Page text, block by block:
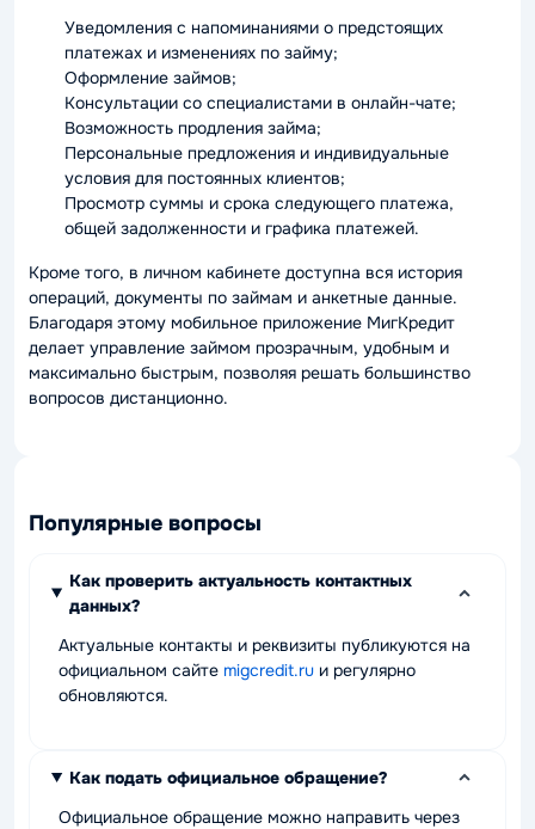
Уведомления с напоминаниями о предстоящих
платежах и изменениях по займу;
Оформление займов;
Консультации со специалистами в онлайн-чате;
Возможность продления займа;
Персональные предложения и индивидуальные
условия для постоянных клиентов;
Просмотр суммы и срока следующего платежа,
общей задолженности и графика платежей.
Кроме того, в личном кабинете доступна вся история
операций, документы по займам и анкетные данные.
Благодаря этому мобильное приложение МигКредит
делает управление займом прозрачным, удобным и
максимально быстрым, позволяя решать большинство
вопросов дистанционно.
Популярные вопросы
Как проверить актуальность контактных
данных?
Актуальные контакты и реквизиты публикуются на
официальном сайте migcredit.ru и регулярно
обновляются.
Как подать официальное обращение?
Официальное обращение можно направить через